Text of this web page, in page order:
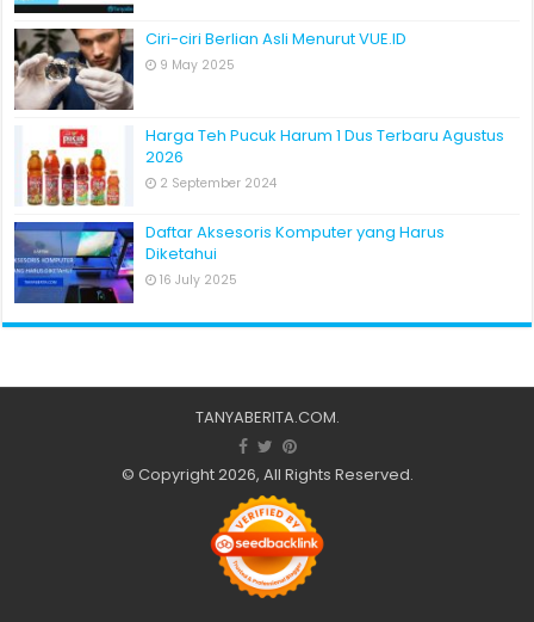
Ciri-ciri Berlian Asli Menurut VUE.ID
9 May 2025
Harga Teh Pucuk Harum 1 Dus Terbaru Agustus
2026
2 September 2024
Daftar Aksesoris Komputer yang Harus
Diketahui
16 July 2025
TANYABERITA.COM.
© Copyright 2026, All Rights Reserved.